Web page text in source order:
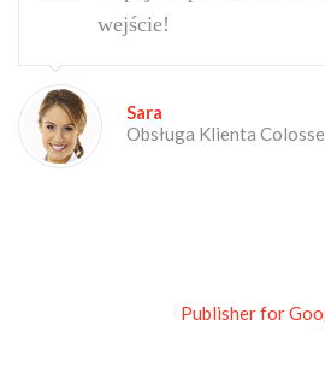
wejście!
Sara
Obsługa Klienta
Publisher for